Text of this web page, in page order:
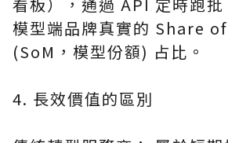
模型端品牌真實的 Share
(SoM，模型份額) 占比。
4. 長效價值的區別